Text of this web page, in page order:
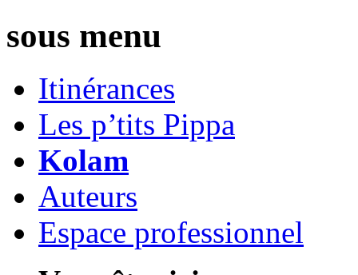
sous menu
Itinérances
Les p’tits Pippa
Kolam
Auteurs
Espace professionnel